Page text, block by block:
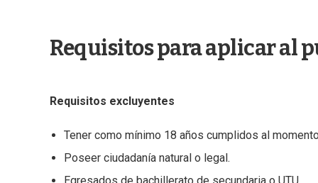
Requisitos para aplicar al
Requisitos excluyentes
Tener como mínimo 18 años cumplidos al
Poseer ciudadanía natural o legal.